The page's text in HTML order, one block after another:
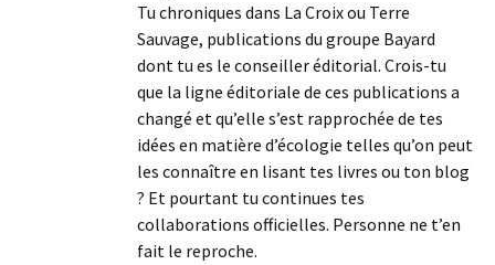
Tu chroniques dans La Croix ou Terre
Sauvage, publications du groupe Bayard
dont tu es le conseiller éditorial. Crois-tu
que la ligne éditoriale de ces publications a
changé et qu’elle s’est rapprochée de tes
idées en matière d’écologie telles qu’on peut
les connaître en lisant tes livres ou ton blog
? Et pourtant tu continues tes
collaborations officielles. Personne ne t’en
fait le reproche.